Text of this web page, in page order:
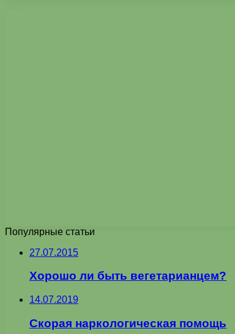
Популярные статьи
27.07.2015
Хорошо ли быть вегетарианцем?
14.07.2019
Скорая наркологическая помощь